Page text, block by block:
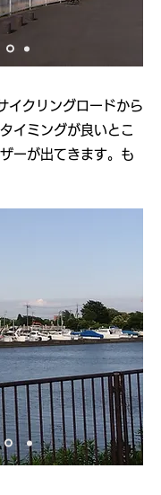
イクリングロードから
イミングが良いとこ
ーが出てきます。も